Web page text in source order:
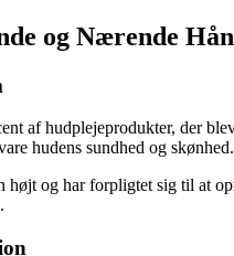
og Nærende
af hudplejeprodukter, der
hudens sundhed og skønhed.
og har forpligtet sig til at